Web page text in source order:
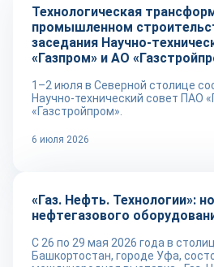
Технологическая
промышленном
заседания Научно-
«Газпром» и АО
1–2 июля в Северной столице
Научно-технический совет ПАО
«Газстройпром».
6 июля 2026
Репортаж
«Газ. Нефть. Технологии»:
нефтегазового
С 26 по 29 мая 2026 года в
Башкортостан, городе Уфа,